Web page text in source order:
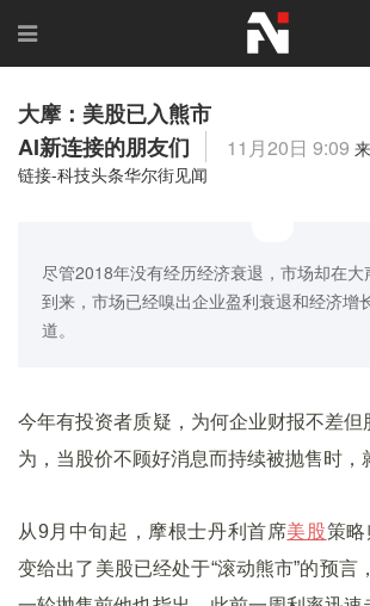
大摩：美股已入熊市
AI新连接的朋友们
11月20日 9:09
链接-科技头条华尔街见闻
尽管2018年没有经历经济衰退，市场却在大
到来，市场已经嗅出企业盈利衰退和经济增
道。
今年有投资者质疑，为何企业财报不差但
为，当股价不顾好消息而持续被抛售时，
从9月中旬起，摩根士丹利首席美股策略
变给出了美股已经处于“滚动熊市”的预言